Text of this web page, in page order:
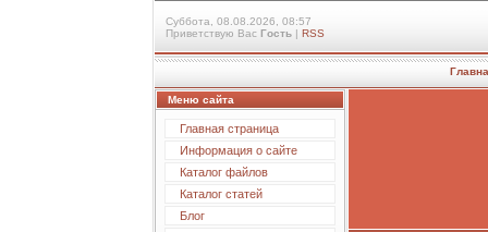
Суббота, 08.08.2026, 08:57
Приветствую Вас Гость | RSS
Меню сайта
Главная страница
Информация о сайте
Каталог файлов
Каталог статей
Блог